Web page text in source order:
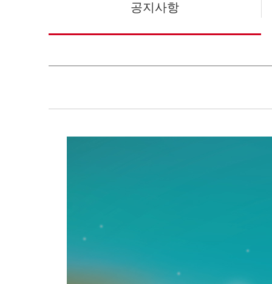
공지사항